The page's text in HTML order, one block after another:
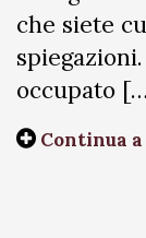
che siete
occupato
Continua